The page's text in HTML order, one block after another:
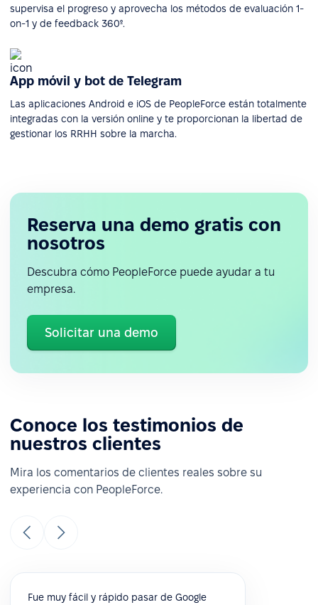
supervisa el progreso y aprovecha los métodos de evaluación 1-
on-1 y de feedback 360º.
App móvil y bot de Telegram
Las aplicaciones Android e iOS de PeopleForce están totalmente
integradas con la versión online y te proporcionan la libertad de
gestionar los RRHH sobre la marcha.
Reserva una demo gratis con
nosotros
Descubra cómo PeopleForce puede ayudar a tu
empresa.
Solicitar una demo
Conoce los testimonios de
nuestros clientes
Mira los comentarios de clientes reales sobre su
experiencia con PeopleForce.
Fue muy fácil y rápido pasar de Google